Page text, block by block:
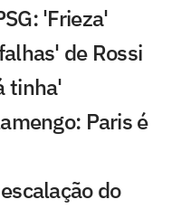
'Frieza'
de Rossi
tinha'
Paris é
do